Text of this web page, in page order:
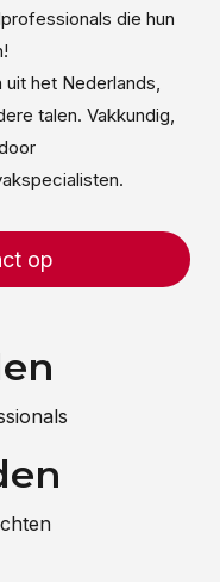
die hun
het Nederlands,
talen. Vakkundig,
op